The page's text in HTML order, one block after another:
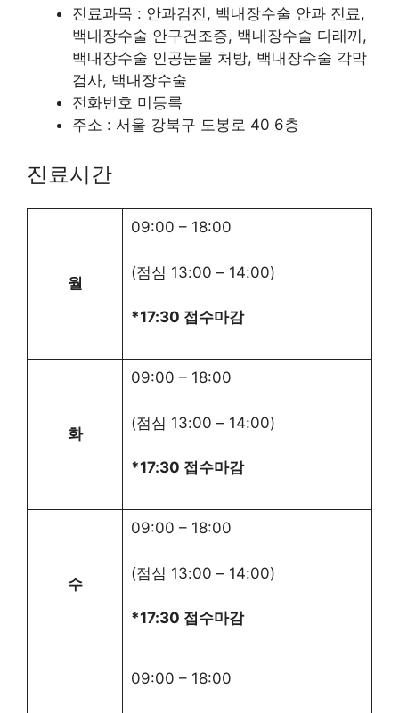
진료과목 : 안과검진, 백내장수술 안과 진료,
백내장수술 안구건조증, 백내장수술 다래끼,
백내장수술 인공눈물 처방, 백내장수술 각막
검사, 백내장수술
전화번호 미등록
주소 : 서울 강북구 도봉로 40 6층
진료시간
월
09:00 – 18:00
(점심 13:00 – 14:00)
*17:30 접수마감
화
09:00 – 18:00
(점심 13:00 – 14:00)
*17:30 접수마감
수
09:00 – 18:00
(점심 13:00 – 14:00)
*17:30 접수마감
09:00 – 18:00